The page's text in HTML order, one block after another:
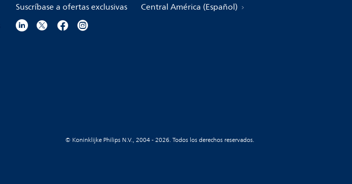
Suscríbase a ofertas exclusivas Central América (Español)
© Koninklijke Philips N.V., 2004 - 2026. Todos los derechos reservados.